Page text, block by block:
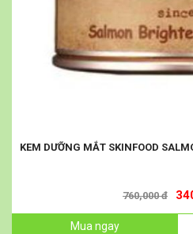
KEM DƯỠNG MẮT SKINFOOD
760,000 đ
Mua ngay